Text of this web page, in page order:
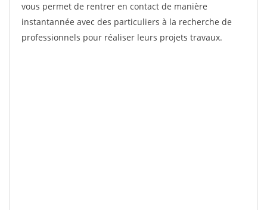
vous permet de rentrer en contact de manière
instantannée avec des particuliers à la recherche de
professionnels pour réaliser leurs projets travaux.